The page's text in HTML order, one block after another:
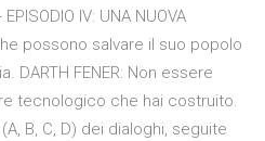
IV: UNA NUOVA
possono salvare il suo popolo
DARTH FENER: Non essere
tecnologico che hai costruito.
B, C, D) dei dialoghi, seguite